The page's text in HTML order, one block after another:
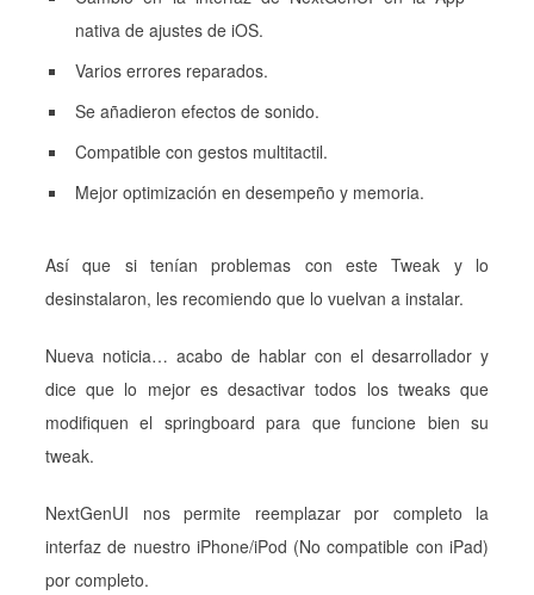
nativa de ajustes de iOS.
Varios errores reparados.
Se añadieron efectos de sonido.
Compatible con gestos multitactil.
Mejor optimización en desempeño y memoria.
Así que si tenían problemas con este Tweak y lo
desinstalaron, les recomiendo que lo vuelvan a instalar.
Nueva noticia… acabo de hablar con el desarrollador y
dice que lo mejor es desactivar todos los tweaks que
modifiquen el springboard para que funcione bien su
tweak.
NextGenUI nos permite reemplazar por completo la
interfaz de nuestro iPhone/iPod (No compatible con iPad)
por completo.